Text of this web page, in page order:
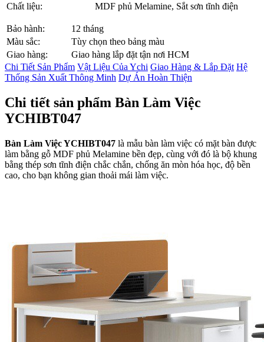
Chất liệu: MDF phủ Melamine, Sắt sơn tĩnh điện
Bảo hành:
12 tháng
Màu sắc:
Tùy chọn theo bảng màu
Giao hàng:
Giao hàng lắp đặt tận nơi HCM
Chi Tiết Sản Phẩm Vật Liệu Của Ychi Giao Hàng & Lắp Đặt Hệ
Thống Sản Xuất Thông Minh Dự Án Hoàn Thiện
Chi tiết sản phẩm Bàn Làm Việc
YCHIBT047
Bàn Làm Việc YCHIBT047 là mẫu bàn làm việc có mặt bàn được
làm bằng gỗ MDF phủ Melamine bền đẹp, cùng với đó là bộ khung
bằng thép sơn tĩnh điện chắc chắn, chống ăn mòn hóa học, độ bền
cao, cho bạn không gian thoải mái làm việc.